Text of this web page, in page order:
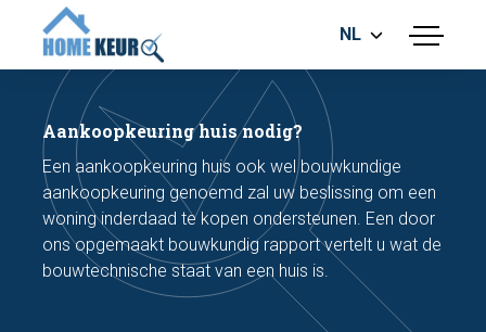
menu
BOUWKUNDIGE KEURING
ENERGIELABEL
MEETRAPPORT
FUNDERINGSRISICO ONDERZOEK
NL
Aankoopkeuring huis nodig?
Een aankoopkeuring huis ook wel bouwkundige
aankoopkeuring genoemd zal uw beslissing om een
woning inderdaad te kopen ondersteunen. Een door
ons opgemaakt bouwkundig rapport vertelt u wat de
bouwtechnische staat van een huis is.